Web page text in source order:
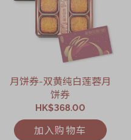
月饼券-双黄纯白莲蓉月
饼券
HK$368.00
加入购物车